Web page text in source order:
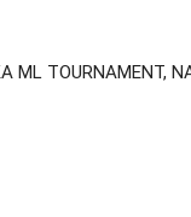
ML TOURNAMENT,